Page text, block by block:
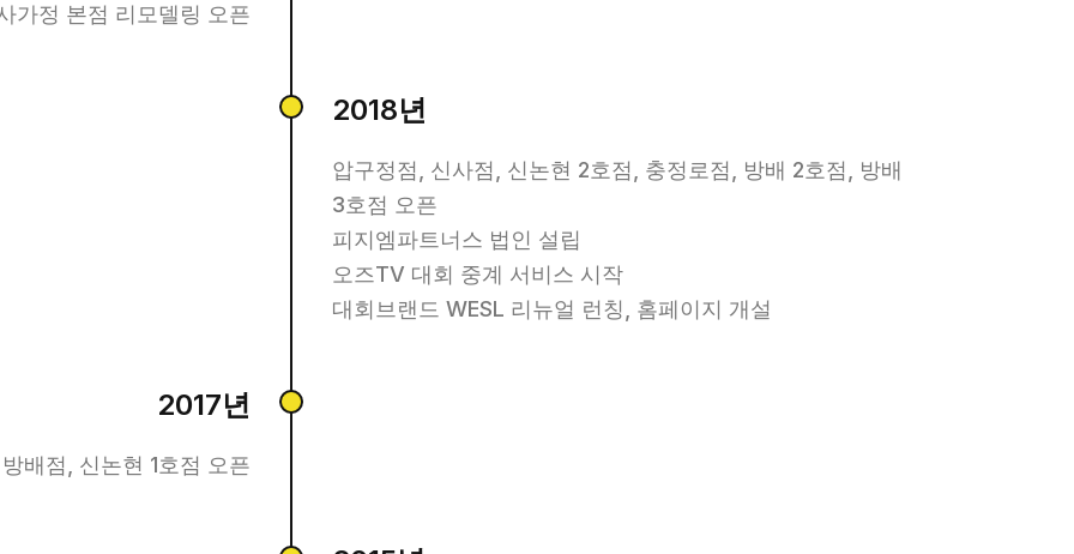
가정 본점 리모델링 오픈
2018년
압구정점, 신사점, 신논현 2호점, 충정로점, 방배 2호점, 방배
3호점 오픈
피지엠파트너스 법인 설립
오즈TV 대회 중계 서비스 시작
대회브랜드 WESL 리뉴얼 런칭, 홈페이지 개설
2017년
배점, 신논현 1호점 오픈